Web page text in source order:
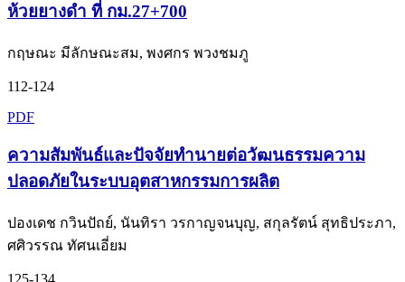
ห้วยยางดำ ที่ กม.27+700
กฤษณะ มีลักษณะสม, พงศกร พวงชมภู
112-124
PDF
ความสัมพันธ์และปัจจัยทำนายต่อวัฒนธรรมความ
ปลอดภัยในระบบอุตสาหกรรมการผลิต
ปองเดช กวินปัถย์, นันทิรา วรกาญจนบุญ, สกุลรัตน์ สุทธิประภา,
ศศิวรรณ ทัศนเอี่ยม
125-134